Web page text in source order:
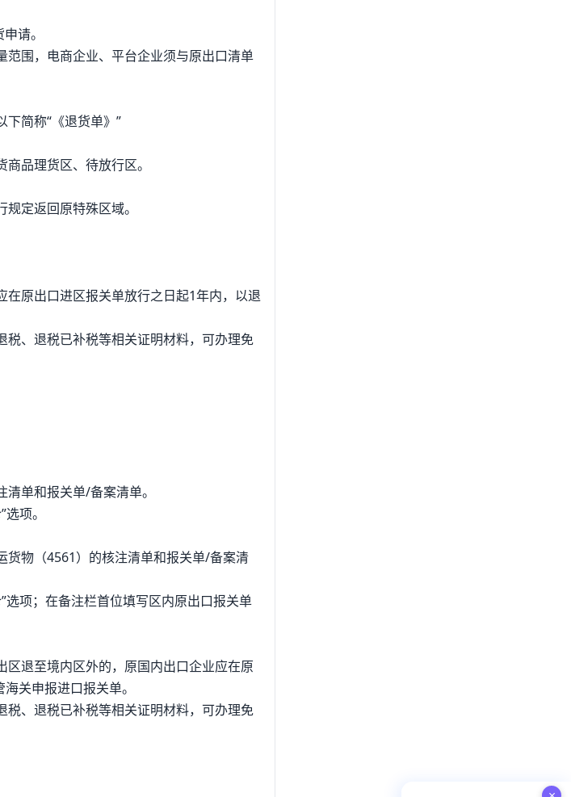
请。
围，电商企业、平台企业须与原出口清单
简称“《退货单》”
品理货区、待放行区。
定返回原特殊区域。
原出口进区报关单放行之日起1年内，以退
、退税已补税等相关证明材料，可办理免
单和报关单/备案清单。
项。
货物（4561）的核注清单和报关单/备案清
选项；在备注栏首位填写区内原出口报关单
退至境内区外的，原国内出口企业应在原
关申报进口报关单。
、退税已补税等相关证明材料，可办理免